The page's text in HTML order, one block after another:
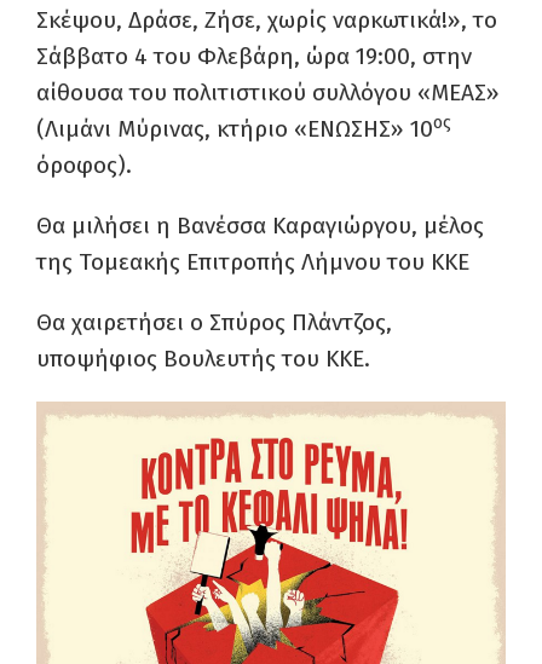
Σκέψου, Δράσε, Ζήσε, χωρίς ναρκωτικά!», το
Σάββατο 4 του Φλεβάρη, ώρα 19:00, στην
αίθουσα του πολιτιστικού συλλόγου «ΜΕΑΣ»
(Λιμάνι Μύρινας, κτήριο «ΕΝΩΣΗΣ» 10ος
όροφος).
Θα μιλήσει η Βανέσσα Καραγιώργου, μέλος
της Τομεακής Επιτροπής Λήμνου του ΚΚΕ
Θα χαιρετήσει ο Σπύρος Πλάντζος,
υποψήφιος Βουλευτής του ΚΚΕ.